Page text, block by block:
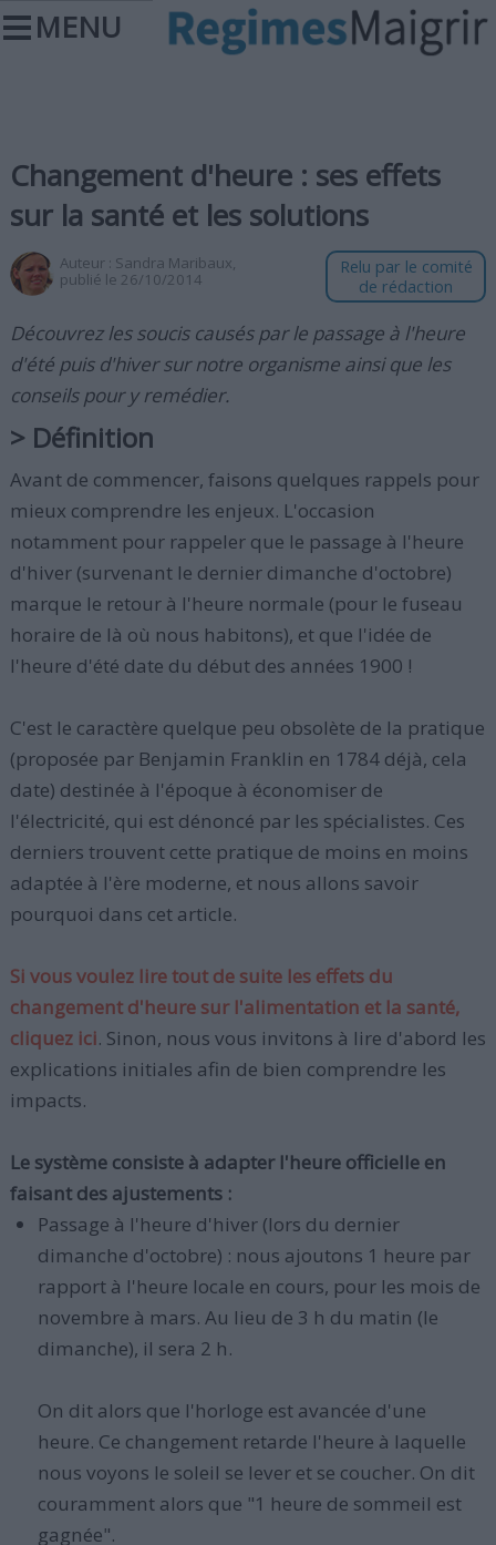
MENU
Changement d'heure : ses effets
sur la santé et les solutions
Auteur : Sandra Maribaux,
publié le 26/10/2014
Relu par le comité
de rédaction
Découvrez les soucis causés par le passage à l'heure
d'été puis d'hiver sur notre organisme ainsi que les
conseils pour y remédier.
> Définition
Avant de commencer, faisons quelques rappels pour
mieux comprendre les enjeux. L'occasion
notamment pour rappeler que le passage à l'heure
d'hiver (survenant le dernier dimanche d'octobre)
marque le retour à l'heure normale (pour le fuseau
horaire de là où nous habitons), et que l'idée de
l'heure d'été date du début des années 1900 !
C'est le caractère quelque peu obsolète de la pratique
(proposée par Benjamin Franklin en 1784 déjà, cela
date) destinée à l'époque à économiser de
l'électricité, qui est dénoncé par les spécialistes. Ces
derniers trouvent cette pratique de moins en moins
adaptée à l'ère moderne, et nous allons savoir
pourquoi dans cet article.
Si vous voulez lire tout de suite les effets du
changement d'heure sur l'alimentation et la santé,
cliquez ici. Sinon, nous vous invitons à lire d'abord les
explications initiales afin de bien comprendre les
impacts.
Le système consiste à adapter l'heure officielle en
faisant des ajustements :
Passage à l'heure d'hiver (lors du dernier
dimanche d'octobre) : nous ajoutons 1 heure par
rapport à l'heure locale en cours, pour les mois de
novembre à mars. Au lieu de 3 h du matin (le
dimanche), il sera 2 h.
On dit alors que l'horloge est avancée d'une
heure. Ce changement retarde l'heure à laquelle
nous voyons le soleil se lever et se coucher. On dit
couramment alors que "1 heure de sommeil est
gagnée".